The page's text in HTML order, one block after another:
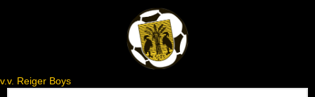
v.v. Reiger Boys